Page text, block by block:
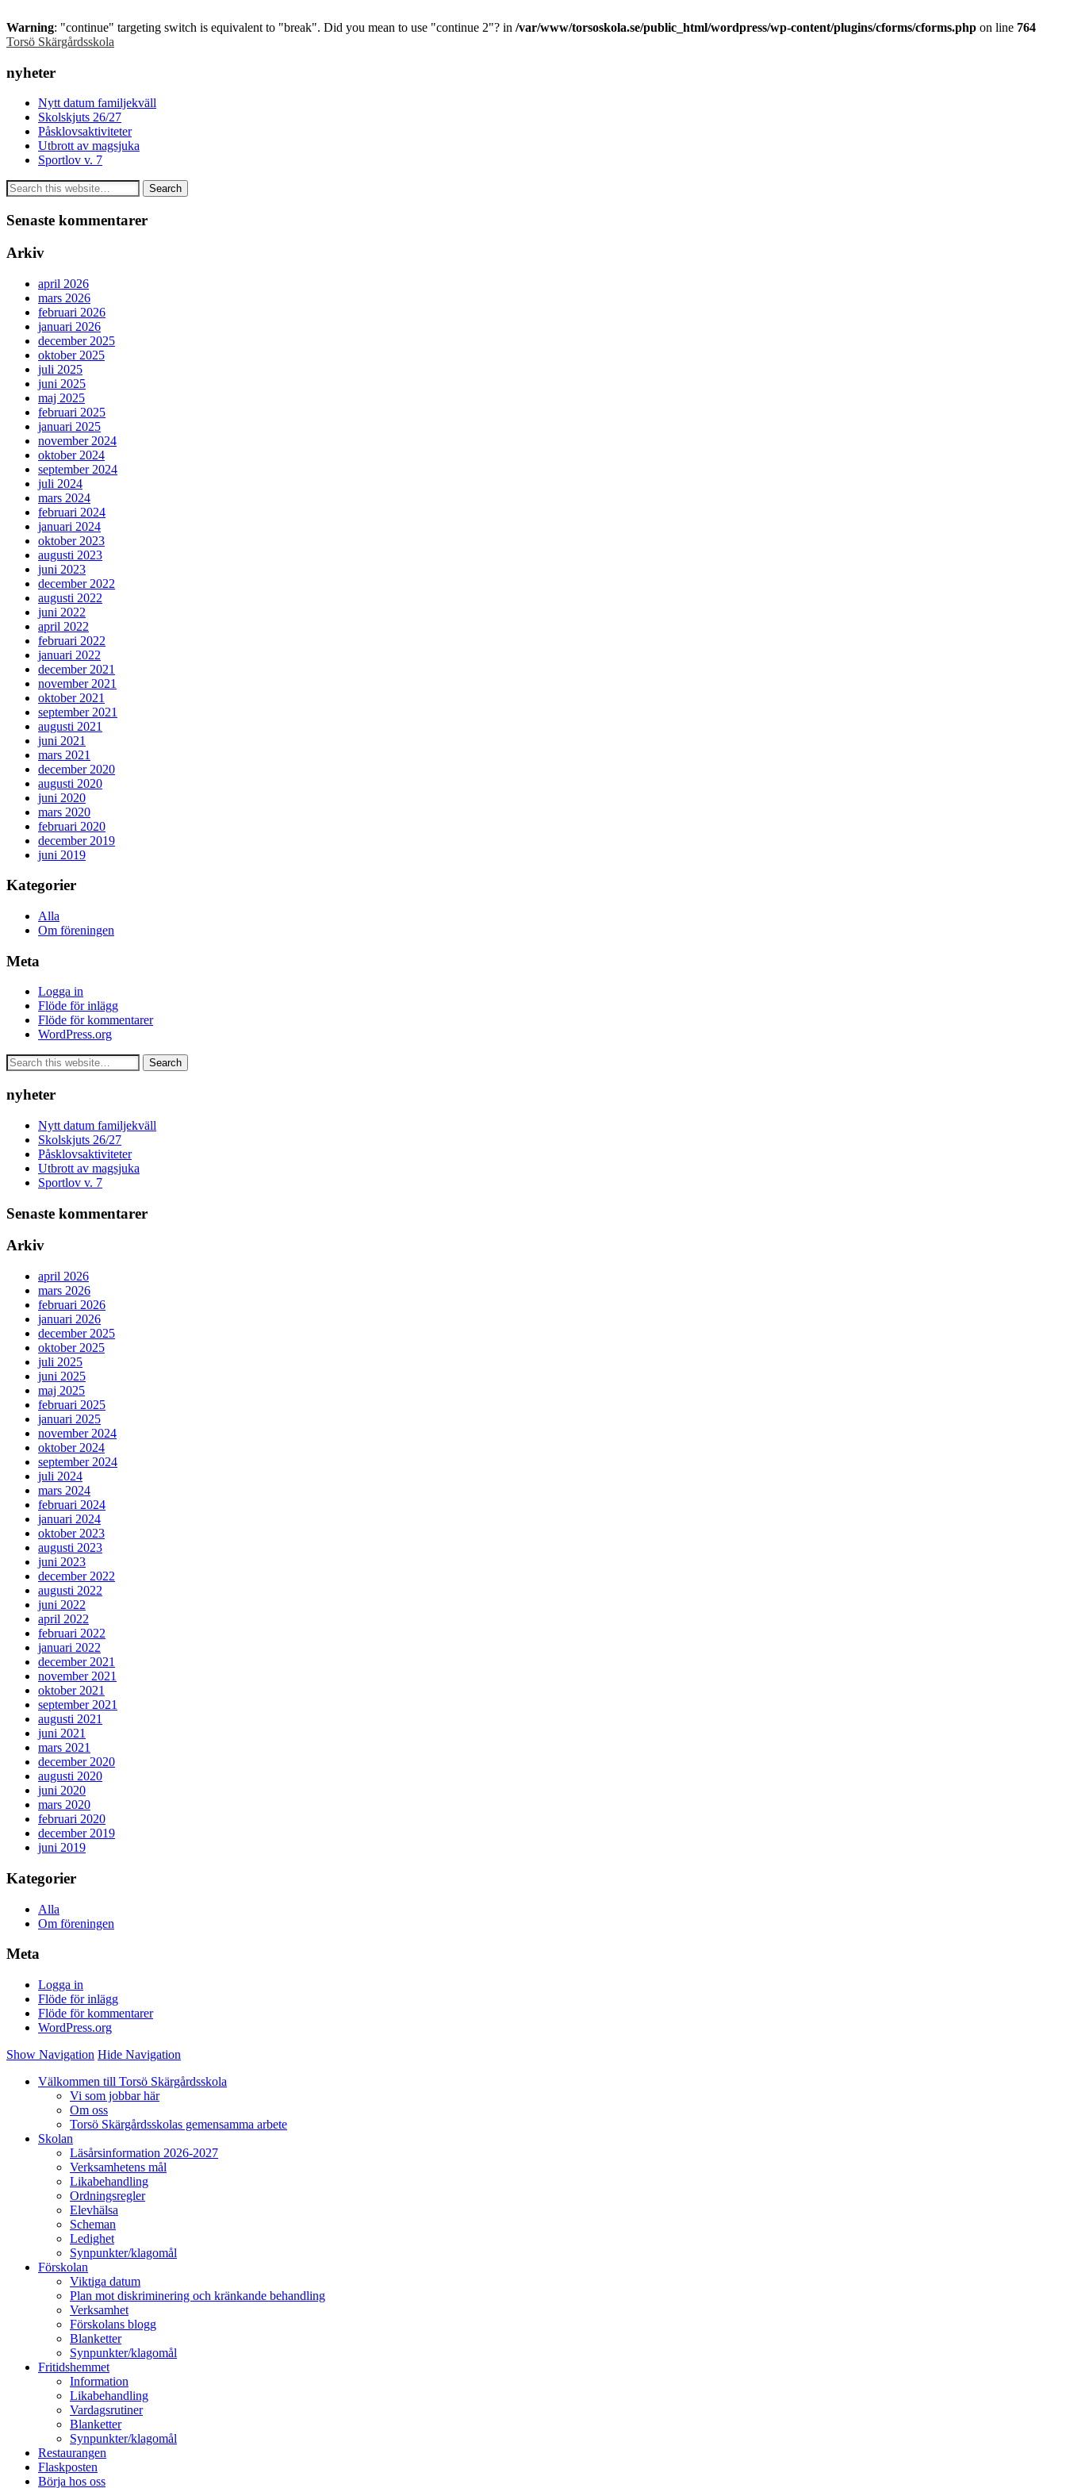
Warning: "continue" targeting switch is equivalent to "break". Did you mean to use "continue 2"? in /var/www/torsoskola.se/public_html/wordpress/wp-content/plugins/cforms/cforms.php on line 764
Torsö Skärgårdsskola
nyheter
Nytt datum familjekväll
Skolskjuts 26/27
Påsklovsaktiviteter
Utbrott av magsjuka
Sportlov v. 7
Senaste kommentarer
Arkiv
april 2026
mars 2026
februari 2026
januari 2026
december 2025
oktober 2025
juli 2025
juni 2025
maj 2025
februari 2025
januari 2025
november 2024
oktober 2024
september 2024
juli 2024
mars 2024
februari 2024
januari 2024
oktober 2023
augusti 2023
juni 2023
december 2022
augusti 2022
juni 2022
april 2022
februari 2022
januari 2022
december 2021
november 2021
oktober 2021
september 2021
augusti 2021
juni 2021
mars 2021
december 2020
augusti 2020
juni 2020
mars 2020
februari 2020
december 2019
juni 2019
Kategorier
Alla
Om föreningen
Meta
Logga in
Flöde för inlägg
Flöde för kommentarer
WordPress.org
nyheter
Nytt datum familjekväll
Skolskjuts 26/27
Påsklovsaktiviteter
Utbrott av magsjuka
Sportlov v. 7
Senaste kommentarer
Arkiv
april 2026
mars 2026
februari 2026
januari 2026
december 2025
oktober 2025
juli 2025
juni 2025
maj 2025
februari 2025
januari 2025
november 2024
oktober 2024
september 2024
juli 2024
mars 2024
februari 2024
januari 2024
oktober 2023
augusti 2023
juni 2023
december 2022
augusti 2022
juni 2022
april 2022
februari 2022
januari 2022
december 2021
november 2021
oktober 2021
september 2021
augusti 2021
juni 2021
mars 2021
december 2020
augusti 2020
juni 2020
mars 2020
februari 2020
december 2019
juni 2019
Kategorier
Alla
Om föreningen
Meta
Logga in
Flöde för inlägg
Flöde för kommentarer
WordPress.org
Show Navigation Hide Navigation
Välkommen till Torsö Skärgårdsskola
Vi som jobbar här
Om oss
Torsö Skärgårdsskolas gemensamma arbete
Skolan
Läsårsinformation 2026-2027
Verksamhetens mål
Likabehandling
Ordningsregler
Elevhälsa
Scheman
Ledighet
Synpunkter/klagomål
Förskolan
Viktiga datum
Plan mot diskriminering och kränkande behandling
Verksamhet
Förskolans blogg
Blanketter
Synpunkter/klagomål
Fritidshemmet
Information
Likabehandling
Vardagsrutiner
Blanketter
Synpunkter/klagomål
Restaurangen
Flaskposten
Börja hos oss